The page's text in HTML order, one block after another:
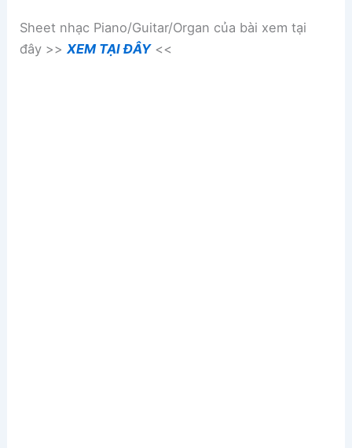
Sheet nhạc Piano/Guitar/Organ của bài xem tại
đây >>XEM TẠI ĐÂY<<